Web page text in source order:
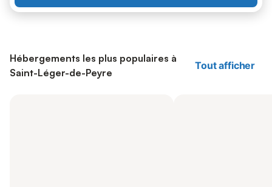
Hébergements les plus populaires à
Saint-Léger-de-Peyre
Tout afficher